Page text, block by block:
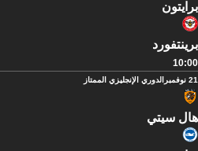
برايتون
برينتفورد
10:00
21 نوفمبر الدوري الإنجليزي الممتاز
هال سيتي